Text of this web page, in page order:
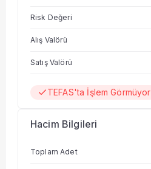
Risk Değeri
Alış Valörü
Satış Valörü
TEFAS'ta İşlem Görmüyor
Hacim Bilgileri
Toplam Adet